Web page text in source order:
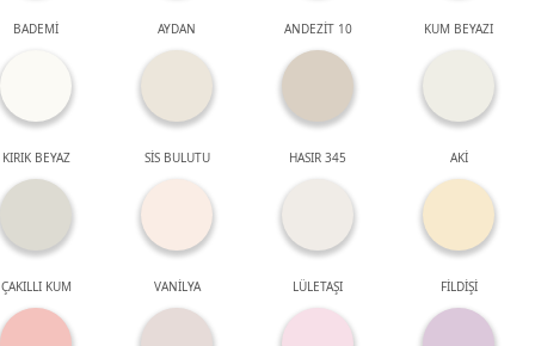
BADEMİ AYDAN ANDEZİT 10 KUM BEYAZI
KIRIK BEYAZ SİS BULUTU HASIR 345 AKİ
ÇAKILLI KUM VANİLYA LÜLETAŞI FİLDİŞİ